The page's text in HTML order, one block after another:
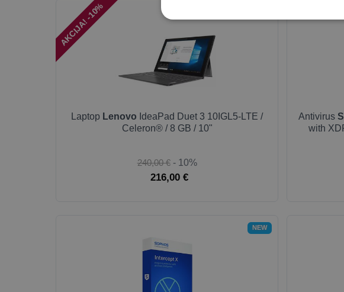
AKCIJA! -10%
Laptop Lenovo IdeaPad Duet 3 10IGL5-LTE /
Celeron® / 8 GB / 10"
240,00 € - 10%
216,00 €
Antivirus
with
NEW